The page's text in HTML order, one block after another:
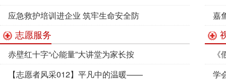
物资驰援受
应急救护培训进企业 筑牢生命安全防
线
咸
嘉
志愿服务
赤壁红十字“心能量”大讲堂为家长按
下“情绪暂
【志愿者风采012】平凡中的温暖——
学